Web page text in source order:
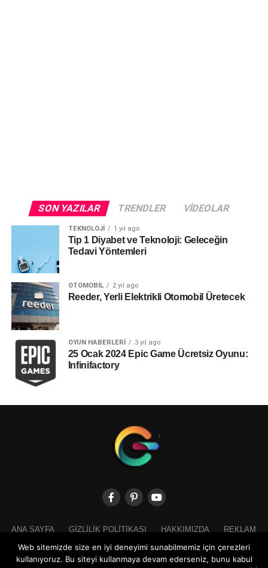
SON YAZILAR TRENDLER VIDEOLAR
TEKNOLOJI 1 yıl ago
Tip 1 Diyabet ve Teknoloji: Geleceğin
Tedavi Yöntemleri
OTOMOBIL 2 yıl ago
Reeder, Yerli Elektrikli Otomobil Üretecek
OYUN HABERLERI 3 yıl ago
25 Ocak 2024 Epic Game Ücretsiz Oyunu:
Infinifactory
ANA SAYFA GIZLILIK POLITIKASI HAKKIMIZDA
REKLAM
İLETIŞIM
Web sitemizde size en iyi deneyimi sunabilmemiz için çerezleri
kullanıyoruz. Bu siteyi kullanmaya devam ederseniz, bunu kabul